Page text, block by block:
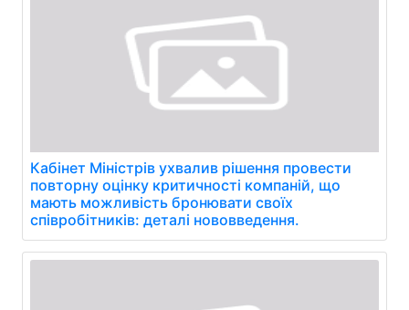
Кабінет Міністрів ухвалив рішення провести
повторну оцінку критичності компаній, що
мають можливість бронювати своїх
співробітників: деталі нововведення.